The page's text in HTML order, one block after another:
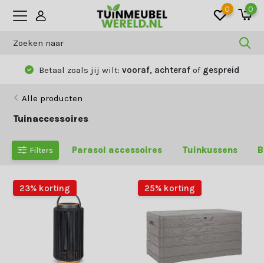
0 0
Betaal zoals jij wilt:vooraf, achterafof gespreid
Alle producten
Tuinaccessoires
Filters Parasol accessoires Tuinkussens
23% korting 25% korting